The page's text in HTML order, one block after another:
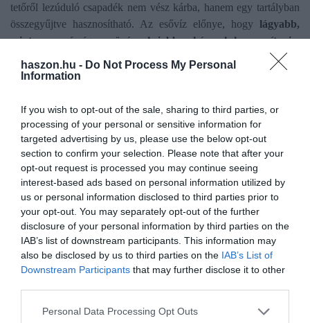
haszon.hu - Do Not Process My Personal
Information
If you wish to opt-out of the sale, sharing to third parties, or
processing of your personal or sensitive information for
targeted advertising by us, please use the below opt-out
section to confirm your selection. Please note that after your
opt-out request is processed you may continue seeing
interest-based ads based on personal information utilized by
us or personal information disclosed to third parties prior to
your opt-out. You may separately opt-out of the further
disclosure of your personal information by third parties on the
IAB’s list of downstream participants. This information may
also be disclosed by us to third parties on the IAB’s List of
Downstream Participants that may further disclose it to other
Please note that this website/app uses one or more Google
Personal Data Processing Opt Outs
tetőről lezúduló csapadék nem vész kárba, hanem egy tartályban
összegyűjtve hasznosítható. Az esővíz előnye, hogy lágyabb,
mint a csapvíz, így a növények jobban képesek hasznosítani–
ráadásul a vízgyűjtés segít a talajvédelemben is, hiszen
megakadályozza az eróziót és a tápanyagok kimosódását.
Ahogy a Greendex megjegyzi, a rendszer pofonegyszerű: az
esővíz az ereszcsatornán keresztül jut el a gyűjtőtartályba egy
vízlopón vagy egy szűrőrendszeren át, a tárolóból pedig
öntözőkannával vagy szivattyúval is kinyerhető az összegyűlt víz.
Egy40 m²-es tetőrőlakár600–700 liter esővíz is gyűjthető
kiadós esőzés után – ez már jelentős mennyiség egy kiskert
számára.
Egyszerű megoldás a hordós vagy tartályos vízgyűjtő, de ha
igazán biztosra szeretnénk menni, érdemes föld alatti rendszert
kialakítani. Ez bonyolultabb és költségesebb, cserébe viszont akár